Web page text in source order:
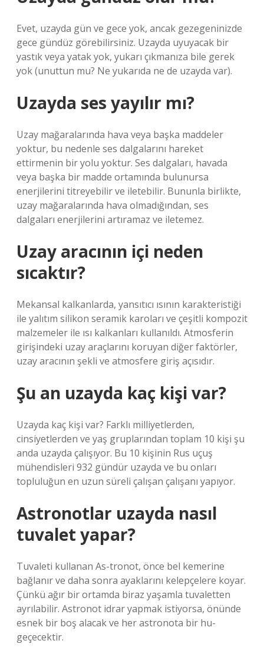
Evet, uzayda gün ve gece yok, ancak gezegeninizde
gece gündüz görebilirsiniz. Uzayda uyuyacak bir
yastık veya yatak yok, yukarı çıkmanıza bile gerek
yok (unuttun mu? Ne yukarıda ne de uzayda var).
Uzayda ses yayılır mı?
Uzay mağaralarında hava veya başka maddeler
yoktur, bu nedenle ses dalgalarını hareket
ettirmenin bir yolu yoktur. Ses dalgaları, havada
veya başka bir madde ortamında bulunursa
enerjilerini titreyebilir ve iletebilir. Bununla birlikte,
uzay mağaralarında hava olmadığından, ses
dalgaları enerjilerini artıramaz ve iletemez.
Uzay aracının içi neden
sıcaktır?
Mekansal kalkanlarda, yansıtıcı ısının karakteristiği
ile yalıtım silikon seramik karoları ve çeşitli kompozit
malzemeler ile ısı kalkanları kullanıldı. Atmosferin
girişindeki uzay araçlarını koruyan diğer faktörler,
uzay aracının şekli ve atmosfere giriş açısıdır.
Şu an uzayda kaç kişi var?
Uzayda kaç kişi var? Farklı milliyetlerden,
cinsiyetlerden ve yaş gruplarından toplam 10 kişi şu
anda uzayda çalışıyor. Bu 10 kişinin Rus uçuş
mühendisleri 932 gündür uzayda ve bu onları
topluluğun en uzun süreli çalışan çalışanı yapıyor.
Astronotlar uzayda nasıl
tuvalet yapar?
Tuvaleti kullanan As-tronot, önce bel kemerine
bağlanır ve daha sonra ayaklarını kelepçelere koyar.
Çünkü ağır bir ortamda biraz yaşamla tuvaletten
ayrılabilir. Astronot idrar yapmak istiyorsa, önünde
esnek bir boş alacak ve her astronota bir hu-
geçecektir.